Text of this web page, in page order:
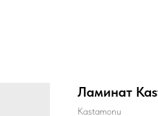
Ламинат
Kastamonu